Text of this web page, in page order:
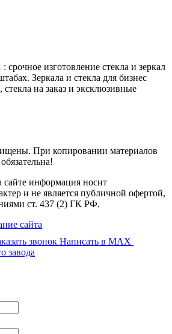
изготовление стекла и зеркал
Зеркала и стекла для бизнес
стекла на заказ и эксклюзивные
При копировании материалов
сайте информация носит
и не является публичной офертой,
ст. 437 (2) ГК РФ.
сайта
звонок Написать в MAX
завода